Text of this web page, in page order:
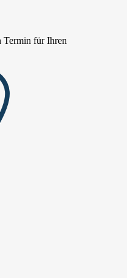
Termin für Ihren